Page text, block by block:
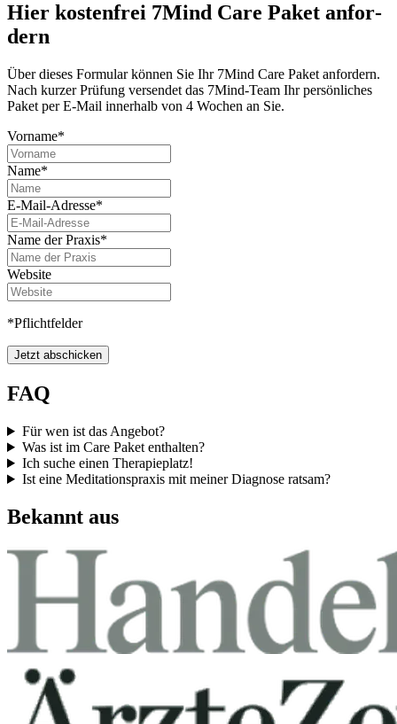
Hier kostenfrei 7Mind Care Paket anfor­
dern
Über dieses For­mu­lar können Sie Ihr 7Mind Care Paket anfor­dern.
Nach kurzer Prü­fung versendet das 7Mind-Team Ihr per­sön­li­ches
Paket per E-Mail innerhalb von 4 Wochen an Sie.
Vorname*
Name*
E-Mail-Adresse*
Name der Praxis*
Website
*Pflichtfelder
Jetzt abschicken
FAQ
Für wen ist das Angebot?
Was ist im Care Paket enthalten?
Ich suche einen Therapieplatz!
Ist eine Meditationspraxis mit meiner Diagnose ratsam?
Bekannt aus